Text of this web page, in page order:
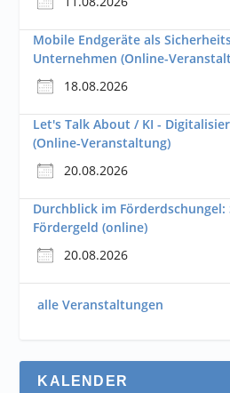
Mobile Endgeräte als
Unternehmen (Online-
18.08.2026
Let's Talk About / KI -
(Online-Veranstaltung)
20.08.2026
Durchblick im Förderdschungel:
Fördergeld (online)
20.08.2026
alle Veranstaltungen
KALENDER